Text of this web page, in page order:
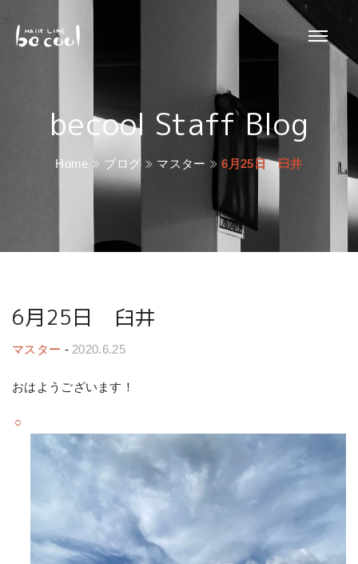
becool Staff Blog
Home ブログ マスター 6月25日 臼井
6月25日 臼井
マスター - 2020.6.25
おはようございます！